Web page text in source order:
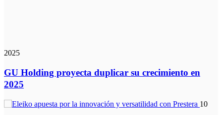
2025
GU Holding proyecta duplicar su crecimiento en
2025
10